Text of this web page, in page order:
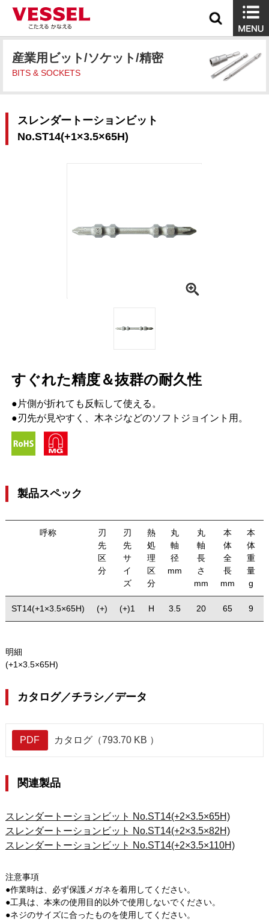
産業用ビット/ソケット/精密
BITS & SOCKETS
スレンダートーションビット
No.ST14(+1×3.5×65H)
すぐれた精度＆抜群の耐久性
●片側が折れても反転して使える。
●刃先が見やすく、木ネジなどのソフトジョイント用。
製品スペック
呼称
刃
先
区
分
刃
先
サ
イ
ズ
熱
処
理
区
分
丸
軸
径
mm
丸
軸
長
さ
mm
本
体
全
長
mm
本
体
重
量
g
ST14(+1×3.5×65H) (+) (+)1 H 3.5 20 65 9
明細
(+1×3.5×65H)
カタログ／チラシ／データ
PDF カタログ（793.70 KB ）
関連製品
スレンダートーションビット No.ST14(+2×3.5×65H)
スレンダートーションビット No.ST14(+2×3.5×82H)
スレンダートーションビット No.ST14(+2×3.5×110H)
注意事項
●作業時は、必ず保護メガネを着用してください。
●工具は、本来の使用目的以外で使用しないでください。
●ネジのサイズに合ったものを使用してください。